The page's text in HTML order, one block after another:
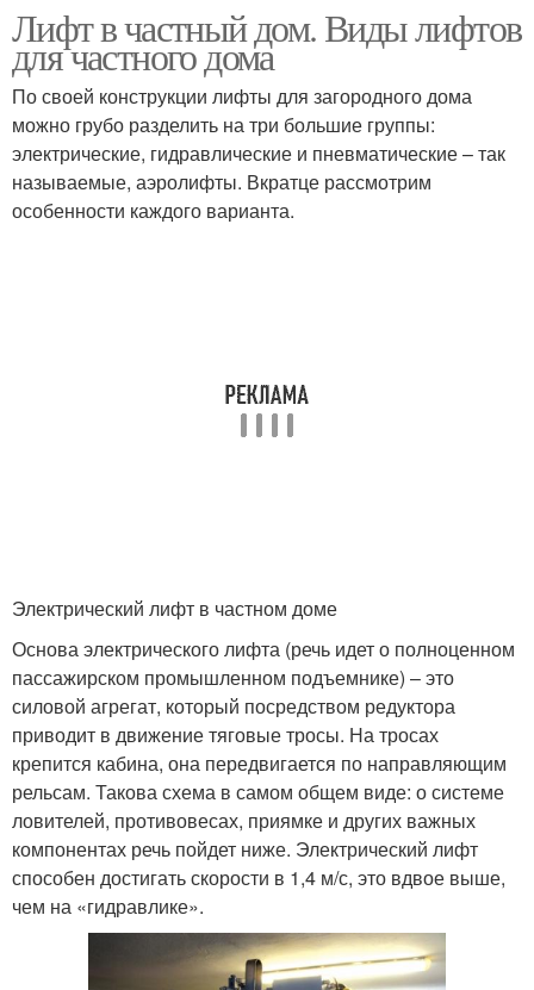
Пневматический лифт Гидравлический лифт
Лифт в частном доме
Лифт в частный дом. Виды лифтов
для частного дома
По своей конструкции лифты для загородного дома
можно грубо разделить на три большие группы:
электрические, гидравлические и пневматические – так
называемые, аэролифты. Вкратце рассмотрим
особенности каждого варианта.
Электрический лифт в частном доме
Основа электрического лифта (речь идет о полноценном
пассажирском промышленном подъемнике) – это
силовой агрегат, который посредством редуктора
приводит в движение тяговые тросы. На тросах
крепится кабина, она передвигается по направляющим
рельсам. Такова схема в самом общем виде: о системе
ловителей, противовесах, приямке и других важных
компонентах речь пойдет ниже. Электрический лифт
способен достигать скорости в 1,4 м/с, это вдвое выше,
чем на «гидравлике».